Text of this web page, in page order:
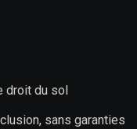
droit du sol
sans garanties